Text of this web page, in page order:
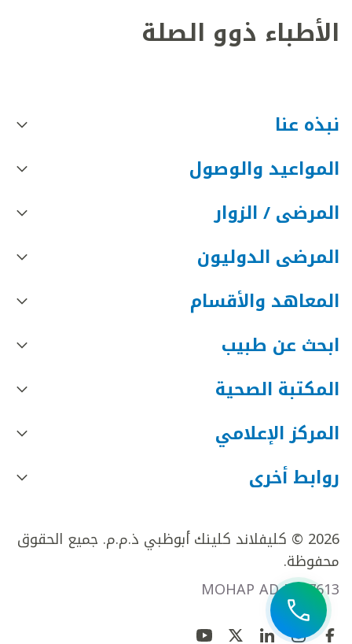
الأطباء ذوو الصلة
نبذه عنا
المواعيد والوصول
المرضى / الزوار
المرضى الدوليون
المعاهد والأقسام
ابحث عن طبيب
المكتبة الصحية
المركز الإعلامي
روابط أخرى
2026 © كليفلاند كلينك أبوظبي ذ.م.م. جميع الحقوق
محفوظة.
MOHAP AD FR27613